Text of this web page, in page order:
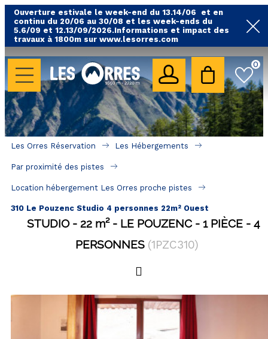
Ouverture estivale le week-end du 13.14/06 et en
continu du 20/06 au 30/08 et les week-ends du
5.6/09 et 12.13/09/2026.Informations et impact des
travaux à 1800m sur www.lesorres.com
0
LES HÉBERGEMENTS
Toutes nos locations
Hébergements avec piscine
Hébergements labellisés qualité
A proximité des remontées mécaniques ( VTT,
Hôtels - Chambres d'Hôtes & SPA
SÉJOURS & BONS PLANS
LOCALISATION
Les Orres 1550
Les Orres Réservation Les Hébergements
Par proximité des pistes
Location hébergement Les Orres proche pistes
310 Le Pouzenc Studio 4 personnes 22m² Ouest
STUDIO 22 m² LE POUZENC 1 PIÈCE
4
PERSONNES (1PZC310)